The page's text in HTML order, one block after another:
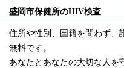
盛岡市保健所のHIV検査
住所や性別、国籍を問わず、
無料です。
あなたとあなたの大切な人を